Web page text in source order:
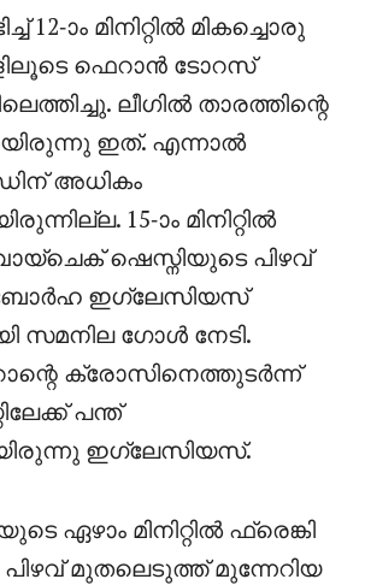
12-ാം മിനിറ്റിൽ മികച്ചൊരു
ഫെറാൻ ടോറസ്
ലീഗിൽ താരത്തിന്റെ
ഇത്. എന്നാൽ
അധികം
15-ാം മിനിറ്റിൽ
ഷെസ്നിയുടെ പിഴവ്
ഇഗ്ലേസിയസ്
സമനില ഗോൾ നേടി.
ക്രോസിനെത്തുടർന്ന്
പന്ത്
ഇഗ്ലേസിയസ്.
ഏഴാം മിനിറ്റിൽ ഫ്രെങ്കി
പിഴവ് മുതലെടുത്ത് മുന്നേറിയ